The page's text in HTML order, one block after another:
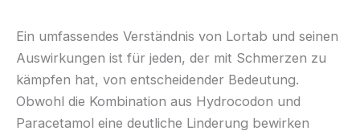
Ein umfassendes Verständnis von Lortab und seinen
Auswirkungen ist für jeden, der mit Schmerzen zu
kämpfen hat, von entscheidender Bedeutung.
Obwohl die Kombination aus Hydrocodon und
Paracetamol eine deutliche Linderung bewirken